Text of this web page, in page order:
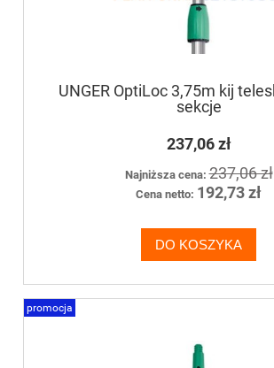
UNGER OptiLoc 3,75m kij
sekcje
237,06 zł
Najniższa cena:237,06 zł
Cena netto: 192,73 zł
DO KOSZYKA
promocja